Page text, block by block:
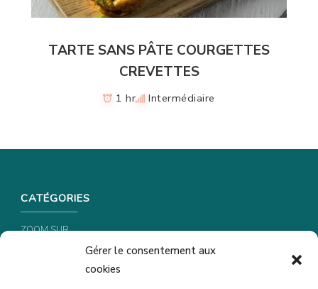
Gérer le consentement aux
cookies
TARTE SANS PÂTE COURGETTES
CREVETTES
1 hr Intermédiaire
CATÉGORIES
ZOOM SUR …
CONSEILS & ASTUCES